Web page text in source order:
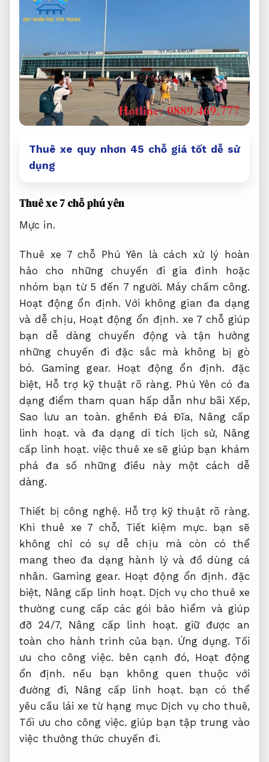
Thuê xe quy nhơn 45 chỗ giá tốt dễ sử
dụng
Thuê xe 7 chỗ phú yên
Mực in.
Thuê xe 7 chỗ Phú Yên là cách xử lý hoàn
hảo cho những chuyến đi gia đình hoặc
nhóm bạn từ 5 đến 7 người. Máy chấm công.
Hoạt động ổn định. Với không gian đa dạng
và dễ chịu, Hoạt động ổn định. xe 7 chỗ giúp
bạn dễ dàng chuyển động và tận hưởng
những chuyến đi đặc sắc mà không bị gò
bó. Gaming gear. Hoạt động ổn định. đặc
biệt, Hỗ trợ kỹ thuật rõ ràng. Phú Yên có đa
dạng điểm tham quan hấp dẫn như bãi Xếp,
Sao lưu an toàn. ghềnh Đá Đĩa, Nâng cấp
linh hoạt. và đa dạng di tích lịch sử, Nâng
cấp linh hoạt. việc thuê xe sẽ giúp bạn khám
phá đa số những điều này một cách dễ
dàng.
Thiết bị công nghệ. Hỗ trợ kỹ thuật rõ ràng.
Khi thuê xe 7 chỗ, Tiết kiệm mực. bạn sẽ
không chỉ có sự dễ chịu mà còn có thể
mang theo đa dạng hành lý và đồ dùng cá
nhân. Gaming gear. Hoạt động ổn định. đặc
biệt, Nâng cấp linh hoạt. Dịch vụ cho thuê xe
thường cung cấp các gói bảo hiểm và giúp
đỡ 24/7, Nâng cấp linh hoạt. giữ được an
toàn cho hành trình của bạn. Ứng dụng. Tối
ưu cho công việc. bên cạnh đó, Hoạt động
ổn định. nếu bạn không quen thuộc với
đường đi, Nâng cấp linh hoạt. bạn có thể
yêu cầu lái xe từ hạng mục Dịch vụ cho thuê,
Tối ưu cho công việc. giúp bạn tập trung vào
việc thưởng thức chuyến đi.